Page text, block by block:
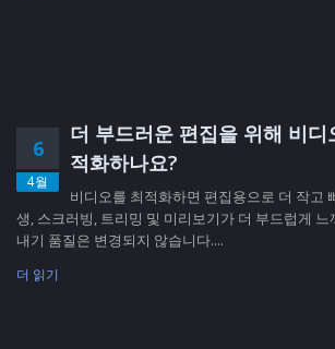
6
4월
더 부드러운 편집을 위해 비디
적화하나요?
비디오를 최적화하면 편집용으로 더 작고
생, 스크러빙, 트리밍 및 미리보기가 더 부드럽게
내기 품질은 변경되지 않습니다....
더 읽기